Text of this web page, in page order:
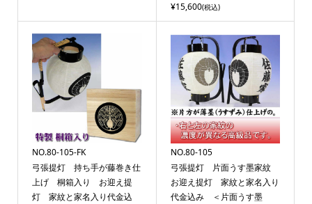
¥15,600(税込)
NO.80-105-FK
弓張提灯 持ち手が藤巻き仕
上げ 桐箱入り お迎え提
灯 家紋と家名入り代金込
NO.80-105
弓張提灯 片面うす墨家紋
お迎え提灯 家紋と家名入り
代金込み ＜片面うす墨